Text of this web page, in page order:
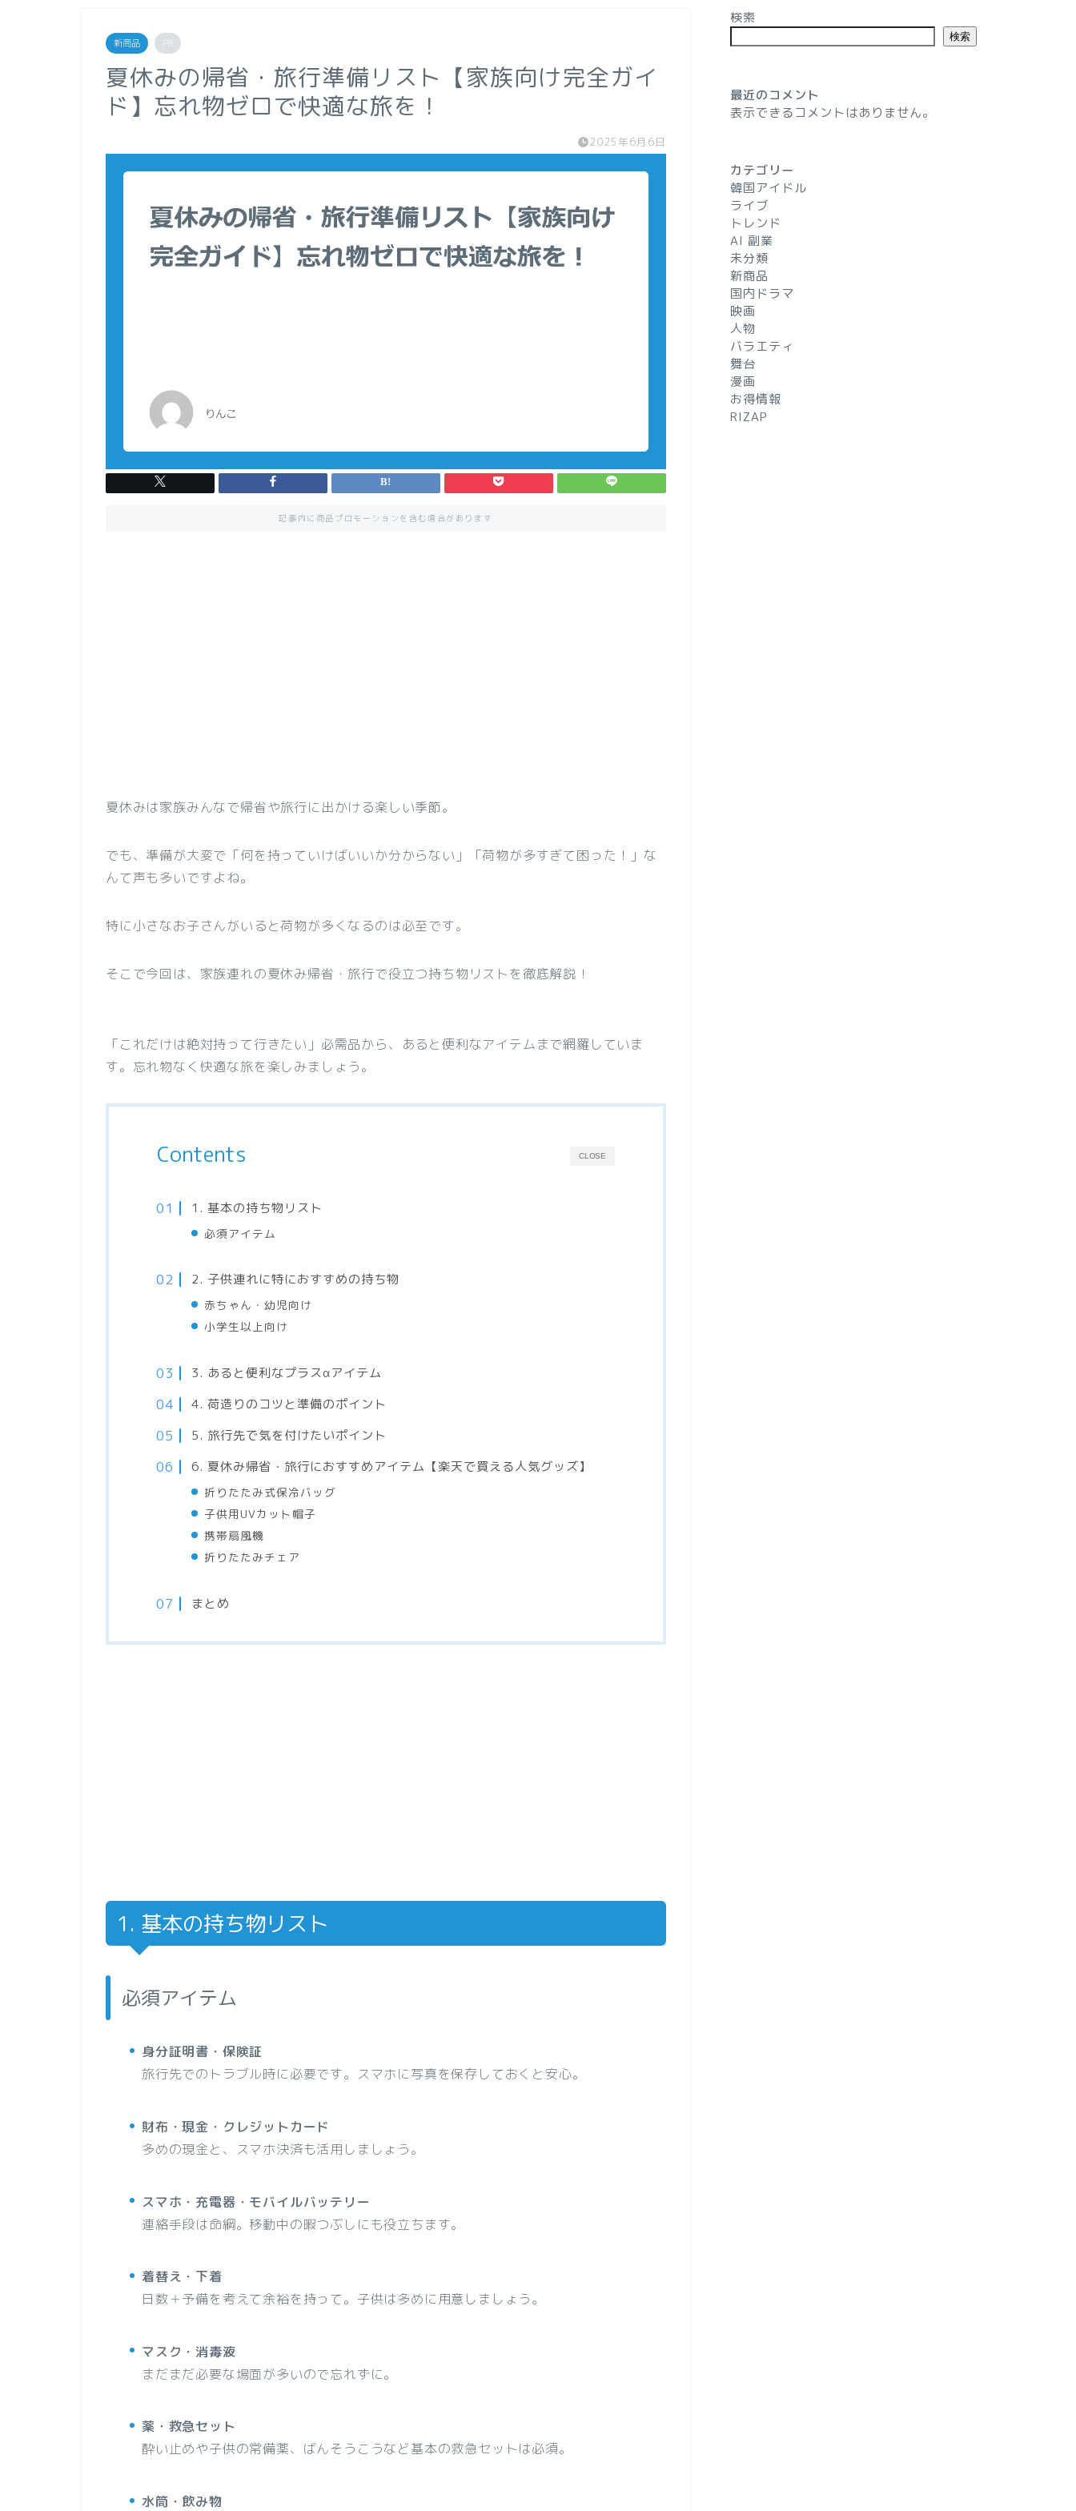
新商品
夏休みの帰省・旅行準備リスト【家族向け完全ガイ
ド】忘れ物ゼロで快適な旅を！
2025年6月6日
記事内に商品プロモーションを含む場合があります
夏休みは家族みんなで帰省や旅行に出かける楽しい季節。
でも、準備が大変で「何を持っていけばいいか分からない」「荷物が多すぎて困った！」な
んて声も多いですよね。
特に小さなお子さんがいると荷物が多くなるのは必至です。
そこで今回は、家族連れの夏休み帰省・旅行で役立つ持ち物リストを徹底解説！
「これだけは絶対持って行きたい」必需品から、あると便利なアイテムまで網羅していま
す。忘れ物なく快適な旅を楽しみましょう。
CLOSE
Contents
1. 基本の持ち物リスト
必須アイテム
2. 子供連れに特におすすめの持ち物
赤ちゃん・幼児向け
小学生以上向け
3. あると便利なプラスαアイテム
4. 荷造りのコツと準備のポイント
5. 旅行先で気を付けたいポイント
6. 夏休み帰省・旅行におすすめアイテム【楽天で買える人気グッズ】
折りたたみ式保冷バッグ
子供用UVカット帽子
携帯扇風機
折りたたみチェア
まとめ
1. 基本の持ち物リスト
必須アイテム
身分証明書・保険証
旅行先でのトラブル時に必要です。スマホに写真を保存しておくと安心。
財布・現金・クレジットカード
多めの現金と、スマホ決済も活用しましょう。
スマホ・充電器・モバイルバッテリー
連絡手段は命綱。移動中の暇つぶしにも役立ちます。
着替え・下着
日数＋予備を考えて余裕を持って。子供は多めに用意しましょう。
マスク・消毒液
まだまだ必要な場面が多いので忘れずに。
薬・救急セット
酔い止めや子供の常備薬、ばんそうこうなど基本の救急セットは必須。
水筒・飲み物
検索
検索
最近のコメント
表示できるコメントはありません。
カテゴリー
韓国アイドル
ライブ
トレンド
AI 副業
未分類
新商品
国内ドラマ
映画
人物
バラエティ
舞台
漫画
お得情報
RIZAP